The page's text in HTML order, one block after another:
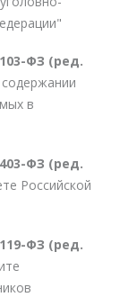
ФЗ (ред.
в
ФЗ (ред.
Российской
ФЗ (ред.